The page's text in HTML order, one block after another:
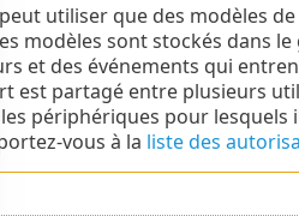
peut utiliser que des modèles
modèles sont stockés dans
et des événements qui
est partagé entre plusieurs
périphériques pour
vous à la liste des